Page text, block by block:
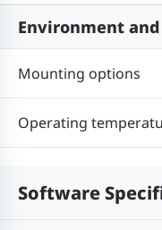
Environment
Mounting options
Operating
Software